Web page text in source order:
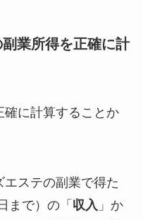
業所得を正確に計
確に計算することか
ステの副業で得た
まで）の「 収入 」か